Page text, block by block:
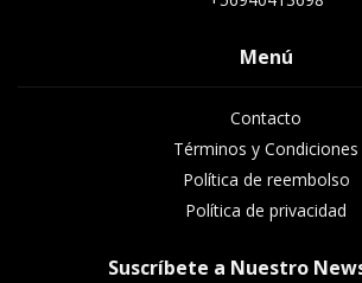
Menú
Contacto
Términos y Condiciones
Política de reembolso
Política de privacidad
Suscríbete a Nuestro